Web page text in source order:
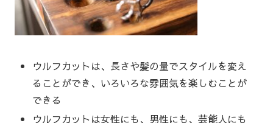
ウルフカットは、長さや髪の量でスタイルを変え
ることができ、いろいろな雰囲気を楽しむことが
できる
ウルフカットは女性にも、男性にも、芸能人にも